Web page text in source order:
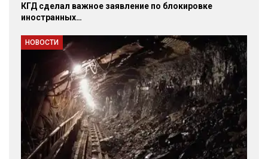
КГД сделал важное заявление по блокировке
иностранных…
НОВОСТИ